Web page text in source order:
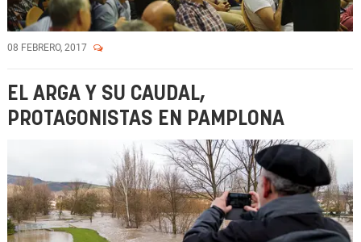
08 FEBRERO, 2017
EL ARGA Y SU CAUDAL,
PROTAGONISTAS EN PAMPLONA